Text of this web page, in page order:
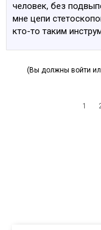
человек, без
мне цепи
кто-то таким
(Вы должны войти
1